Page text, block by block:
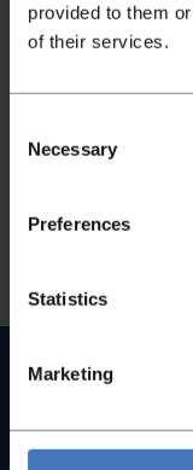
provided to them
of their services.
Selection
Necessary
Preferences
Statistics
Marketing
Niet
Heeft u niet
dan gerust
Contact
Hoge
hoogwaardige